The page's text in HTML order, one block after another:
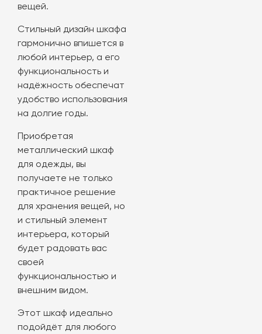
вещей.
Стильный дизайн шкафа
гармонично впишется в
любой интерьер, а его
функциональность и
надёжность обеспечат
удобство использования
на долгие годы.
Приобретая
металлический шкаф
для одежды, вы
получаете не только
практичное решение
для хранения вещей, но
и стильный элемент
интерьера, который
будет радовать вас
своей
функциональностью и
внешним видом.
Этот шкаф идеально
подойдёт для любого